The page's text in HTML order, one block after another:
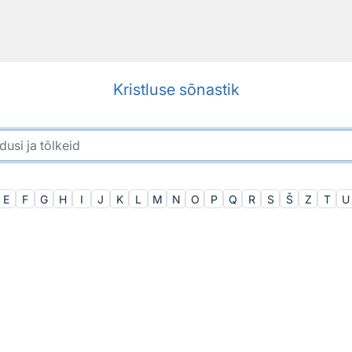
Kristluse sõnastik
E F G H I J K L M N O P Q R S Š Z T U